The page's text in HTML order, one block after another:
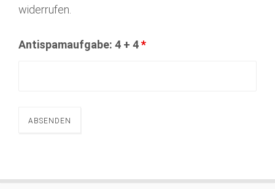
widerrufen.
Antispamaufgabe: 4 + 4*